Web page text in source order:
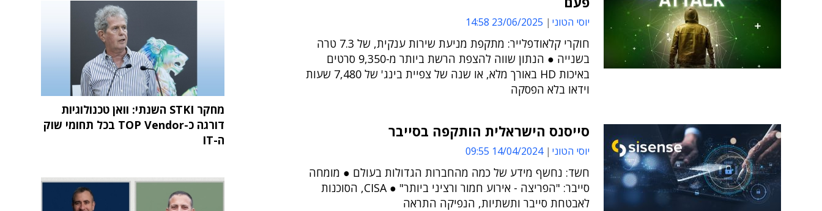
יוסי הטוני 23/06/2025 14:58
חוקרי קלאודפלייר: מתקפת מניעת שירות ענקית, של 7.3 טרה
בשנייה ● הנתון שווה להצפת הרשת ביותר מ-9,350 סרטים
באיכות HD באורך מלא, או שנה של צפיית בינג' של 7,480 שעות
וידאו בלא הפסקה
סייסנס הישראלית הותקפה בסייבר
יוסי הטוני 14/04/2024 09:55
חשד: נחשף מידע של כמה מהחברות הגדולות בעולם ● מומחה
סייבר: "הפריצה - אירוע חמור ורציני ביותר" ● CISA, הסוכנות
לאבטחת סייבר ותשתיות, הנפיקה התראה
מחקר STKI השנתי: וואן טכנולוגיות
דורגה כ-TOP Vendor בכל תחומי שוק
ה-IT